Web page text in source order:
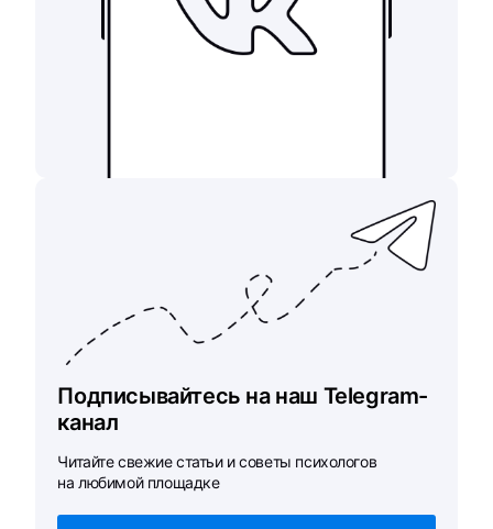
Подписывайтесь на наш Telegram-
канал
Читайте свежие статьи и советы психологов
на любимой площадке